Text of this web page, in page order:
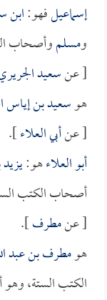
إسماعيلفهو:ابن
ومسلموأصحاب
[ عنسعيد
هوسعيد بن إياس
[ عنأبي العلاء].
أبو العلاءهو:
أصحاب الكتب
[ عنمطرف].
هومطرف بن عبد
الكتب الستة،